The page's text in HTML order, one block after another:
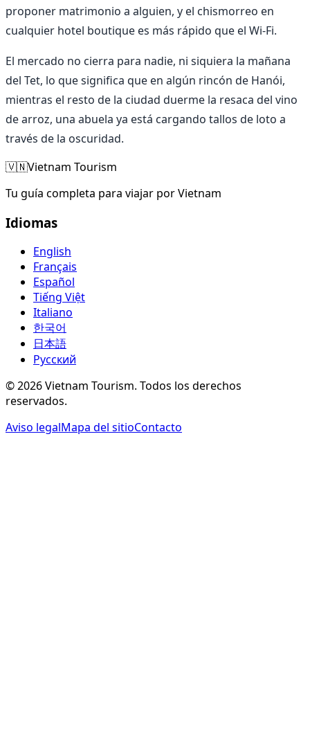
proponer matrimonio a alguien, y el chismorreo en
cualquier hotel boutique es más rápido que el Wi-Fi.
El mercado no cierra para nadie, ni siquiera la mañana
del Tet, lo que significa que en algún rincón de Hanói,
mientras el resto de la ciudad duerme la resaca del vino
de arroz, una abuela ya está cargando tallos de loto a
través de la oscuridad.
🇻🇳Vietnam Tourism
Tu guía completa para viajar por Vietnam
Idiomas
English
Français
Español
Tiếng Việt
Italiano
한국어
日本語
Русский
©2026Vietnam Tourism. Todos los derechos
reservados.
Aviso legalMapa del sitioContacto